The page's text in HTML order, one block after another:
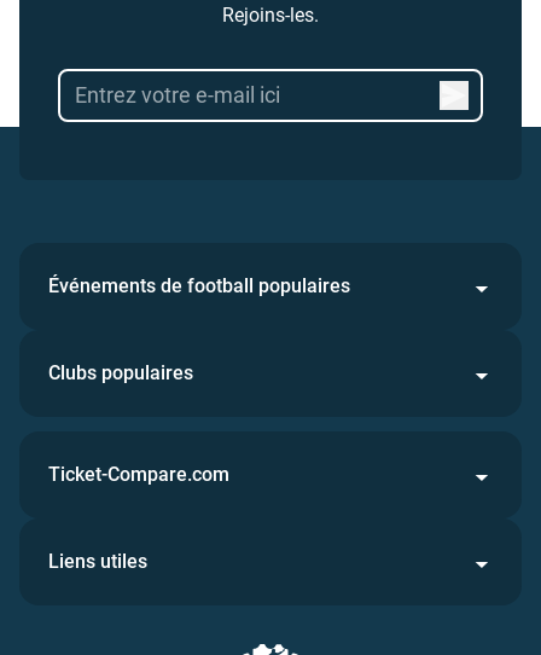
Rejoins-les.
Événements de football populaires
Clubs populaires
Ticket-Compare.com
Liens utiles